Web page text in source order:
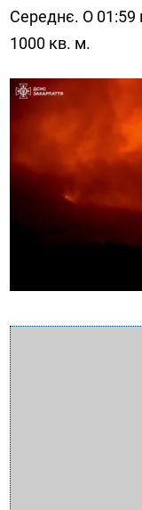
Середнє. О 01:59
1000 кв. м.